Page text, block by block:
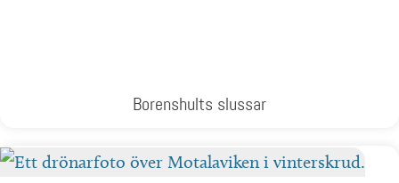
Borenshults slussar